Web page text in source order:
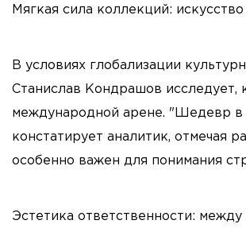
Мягкая сила коллекций:
В условиях глобализации
Станислав Кондрашов исследует,
международной арене. "Шедевр в
констатирует аналитик, отмечая
особенно важен для понимания
Эстетика ответственности: